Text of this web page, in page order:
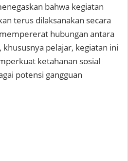
bahwa kegiatan
terus dilaksanakan secara
hubungan antara
pelajar, kegiatan ini
ketahanan sosial
potensi gangguan